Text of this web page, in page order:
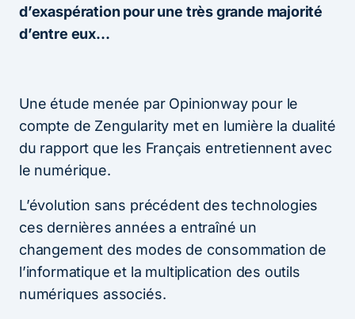
d’exaspération pour une très grande majorité
d’entre eux…
Une étude menée par Opinionway pour le
compte de Zengularity met en lumière la dualité
du rapport que les Français entretiennent avec
le numérique.
L’évolution sans précédent des technologies
ces dernières années a entraîné un
changement des modes de consommation de
l’informatique et la multiplication des outils
numériques associés.